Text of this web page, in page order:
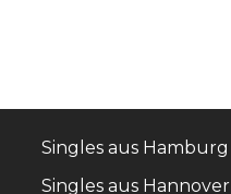
Singles aus Hamburg
Singles aus Hannover